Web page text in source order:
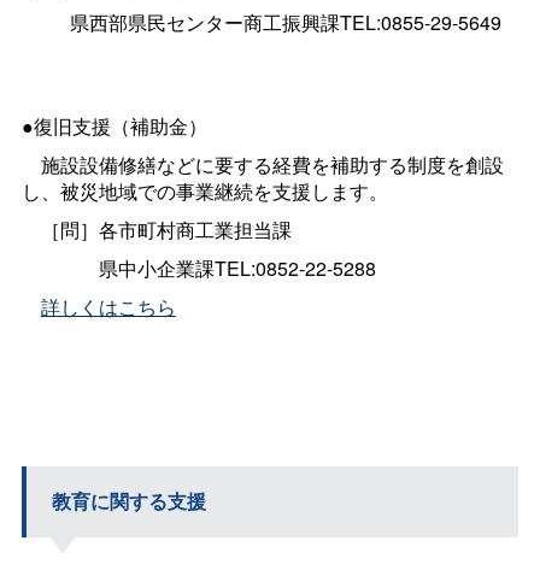
県西部県民センター商工振興課TEL:0855-29-5649
●復旧支援（補助金）
施設設備修繕などに要する経費を補助する制度を創設
し、被災地域での事業継続を支援します。
［問］各市町村商工業担当課
県中小企業課TEL:0852-22-5288
詳しくはこちら
教育に関する支援